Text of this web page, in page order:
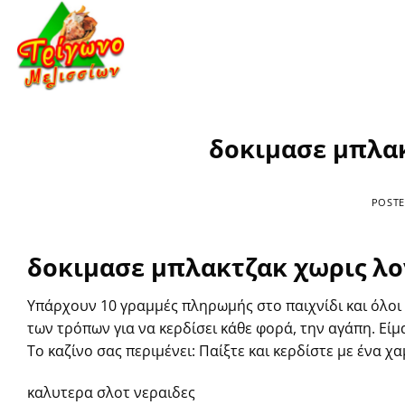
Μετάβαση
περιεχόμενο
δοκιμασε
δοκιμασε μπλακτζακ χωρις
Υπάρχουν 10 γραμμές πληρωμής στο παιχνίδι και
των τρόπων για να κερδίσει κάθε φορά, την αγάπη.
Το καζίνο σας περιμένει: Παίξτε και κερδίστε με ένα
καλυτερα σλοτ νεραιδες